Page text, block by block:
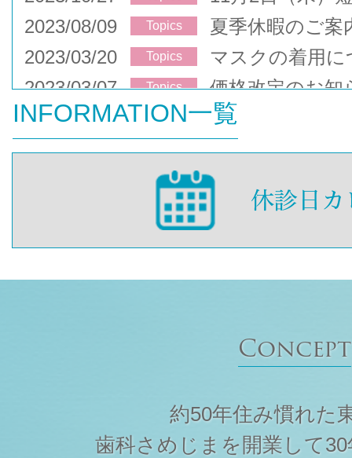
2023/08/09
Topics
夏季休暇のご案
2023/03/20
Topics
マスクの着用に
2023/03/07
Topics 価格改定のお知
INFORMATION一覧
Concept
約50年住み慣れた
歯科さめじまを開業して